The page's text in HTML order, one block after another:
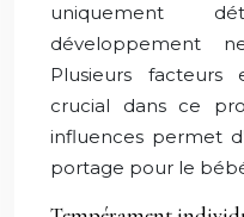
uniquement
développement
Plusieurs
crucial dans ce
influences permet
portage pour le